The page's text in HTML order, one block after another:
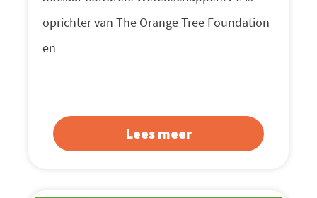
oprichter van The Orange Tree Foundation
en
Lees meer